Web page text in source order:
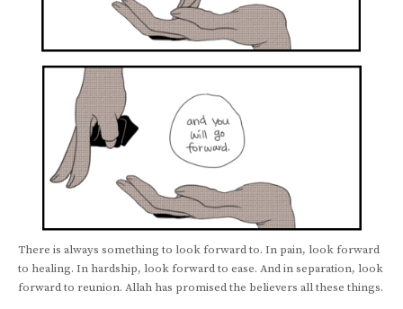
There is always something to look forward to. In pain, look forward
to healing. In hardship, look forward to ease. And in separation, look
forward to reunion. Allah has promised the believers all these things.